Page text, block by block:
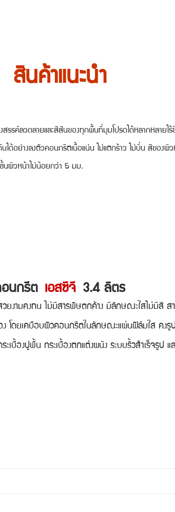
สินค้าแนะนำ
รค์ลวดลายและสีสันของทุกพื้นที่มุมโปรดได้หลากหลายไร้
ด้อย่างลงตัวคอนกรีตเนื้อแน่น ไม่แตกร้าว ไม่บิ่น สีของผิว
วหน้าไม่น้อยกว่า 5 มม.
อนกรีต เอสซีจี 3.4 ลิตร
มคงทน ไม่มีสารพิษตกค้าง มีลักษณะใสไม่มีสี สา
ยเคบือบผิวคอนกรีตในลักษณะแผ่นฟิล์มใส คงรูป
องปูพื้น กระเบื้องตกแต่งผนัง ระบบรั้วสำเร็จรูป แ